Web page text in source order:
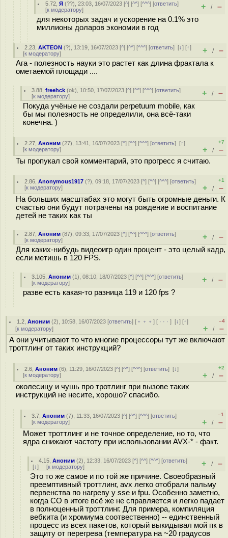
5.72 ,Я (??), 23:03, 16/07/2023 [^] [^^] [^^^] [ответить]
[к модератору] + / –
для некоторых задач и ускорение на 0.1% это
миллионы доларов экономии в год
2.23 ,AKTEON (?), 13:19, 16/07/2023 [^] [^^] [^^^] [ответить][↓] [↑]
[к модератору] + / –
Ага - полезность науки это растет как длина фрактала к
ометаемой площади ....
3.88 ,freehck (ok), 10:50, 17/07/2023 [^] [^^] [^^^] [ответить]
[к модератору] + / –
Покуда учёные не создали perpetuum mobile, как
бы мы полезность не определили, она всё-таки
конечна. )
2.27 ,Аноним (27), 13:41, 16/07/2023 [^] [^^] [^^^] [ответить][↑]
[к модератору]
+7
+ / –
Ты пропукал свой комментарий, это прогресс я считаю.
2.86 ,Anonymous1917 (?), 09:18, 17/07/2023 [^] [^^] [^^^] [ответить]
[к модератору]
+1
+ / –
На больших масштабах это могут быть огромные деньги. К
счастью они будут потрачены на рождение и воспитание
детей не таких как ты
2.87 ,Аноним (87), 09:33, 17/07/2023 [^] [^^] [^^^] [ответить]
[к модератору] + / –
Для каких-нибудь видеоигр один процент - это целый кадр,
если метишь в 120 FPS.
3.105 ,Аноним (1), 08:10, 18/07/2023 [^] [^^] [^^^] [ответить]
[к модератору] + / –
разве есть какая-то разница 119 и 120 fps ?
1.2 ,Аноним (2), 10:58, 16/07/2023 [ответить] [ ﹢﹢﹢] [ · · ·][↓] [↑]
[к модератору]
–4
+ / –
А они учитывают то что многие процессоры тут же включают
троттлинг от таких инструкций?
2.6 ,Аноним (6), 11:29, 16/07/2023 [^] [^^] [^^^] [ответить][↓]
[к модератору]
+2
+ / –
околесицу и чушь про тротлинг при вызове таких
инструкций не несите, хорошо? спасибо.
3.7 ,Аноним (7), 11:33, 16/07/2023 [^] [^^] [^^^] [ответить]
[к модератору]
–1
+ / –
Может троттлинг и не точное определение, но то, что
ядра снижают частоту при использовании AVX-* - факт.
4.15 ,Аноним (2), 12:33, 16/07/2023 [^] [^^] [^^^] [ответить]
[↓] [к модератору] + / –
Это то же самое и по той же причине. Своеобразный
преемптивный троттлинг, avx легко отобрали пальму
первенства по нагреву у sse и fpu. Особенно заметно,
когда СО в итоге всё же не справляется и легко падает
в полноценный троттлинг. Для примера, компиляция
вебкита (и хромиума соотвественно) -- единственный
процесс из всех пакетов, который выкидывал мой пк в
защиту от перегрева (температура на ~20 градусов